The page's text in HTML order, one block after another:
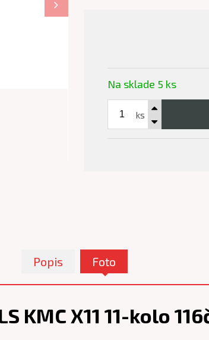
Na sklade 5 ks
ks
Popis Foto
KMC X11 11-kolo